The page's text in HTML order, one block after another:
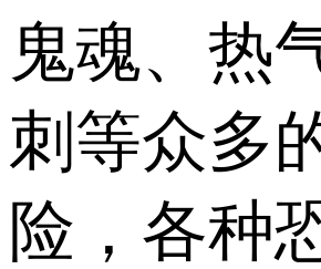
鬼魂、热
刺等众多
险，各种